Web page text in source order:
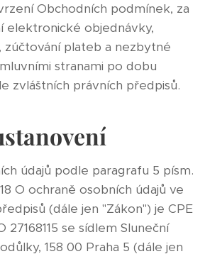
Obchodních podmínek, za
elektronické objednávky,
zúčtování plateb a nezbytné
stranami po dobu
zvláštních právních předpisů.
údajů podle paragrafu 5 písm.
O ochraně osobních údajů ve
(dále jen "Zákon") je CPE
27168115 se sídlem Sluneční
158 00 Praha 5 (dále jen